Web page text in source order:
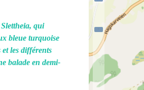
qui
bleue turquoise
et les différents
balade en demi-